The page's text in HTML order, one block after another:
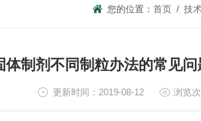
您的位置： 首页 / 技
体制剂不同制粒办法的常见
更新时间：2019-08-12 浏览